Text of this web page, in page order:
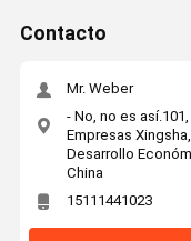
Contacto
Mr. Weber
- No, no es
Empresas
Desarrollo
China
15111441023